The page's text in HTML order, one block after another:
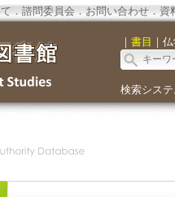
．諮問委員会． お問い合わせ． 資
｜ 書目 ｜
検索システ